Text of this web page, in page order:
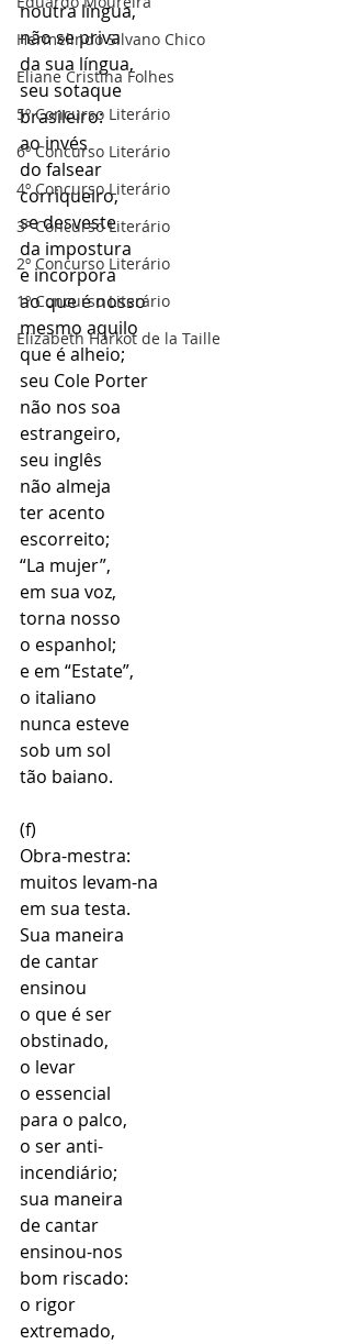
Hermelindo Silvano Chico
Eliane Cristina Folhes
5º Concurso Literário
6º Concurso Literário
4º Concurso Literário
3º Concurso Literário
2º Concurso Literário
1º Concurso Literário
Elizabeth Harkot de la Taille
noutra língua,
não se priva
da sua língua,
seu sotaque
brasileiro:
ao invés
do falsear
corriqueiro,
se desveste
da impostura
e incorpora
ao que é nosso
mesmo aquilo
que é alheio;
seu Cole Porter
não nos soa
estrangeiro,
seu inglês
não almeja
ter acento
escorreito;
“La mujer”,
em sua voz,
torna nosso
o espanhol;
e em “Estate”,
o italiano
nunca esteve
sob um sol
tão baiano.
(f)
Obra-mestra:
muitos levam-na
em sua testa.
Sua maneira
de cantar
ensinou
o que é ser
obstinado,
o levar
o essencial
para o palco,
o ser anti-
incendiário;
sua maneira
de cantar
ensinou-nos
bom riscado:
o rigor
extremado,